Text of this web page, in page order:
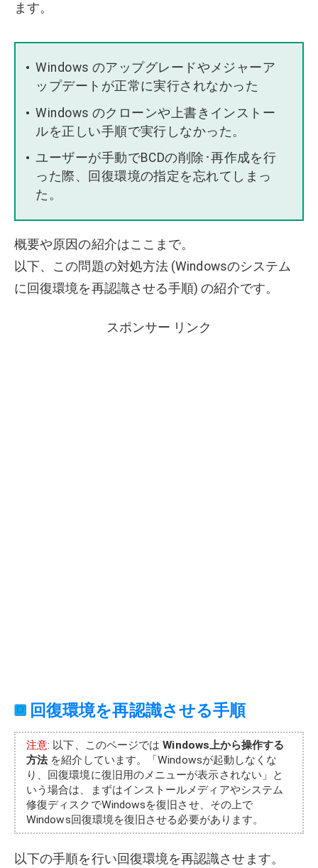
ます。
Windows のアップグレードやメジャーア
ップデートが正常に実行されなかった
Windows のクローンや上書きインストー
ルを正しい手順で実行しなかった。
ユーザーが手動でBCDの削除･再作成を行
った際、回復環境の指定を忘れてしまっ
た。
概要や原因の紹介はここまで。
以下、この問題の対処方法 (Windowsのシステム
に回復環境を再認識させる手順) の紹介です。
スポンサー リンク
回復環境を再認識させる手順
注意: 以下、このページでは Windows上から操作する
方法を紹介しています。「Windowsが起動しなくな
り、回復環境に復旧用のメニューが表示されない」と
いう場合は、まずはインストールメディアやシステム
修復ディスクでWindowsを復旧させ、その上で
Windows回復環境を復旧させる必要があります。
以下の手順を行い回復環境を再認識させます。